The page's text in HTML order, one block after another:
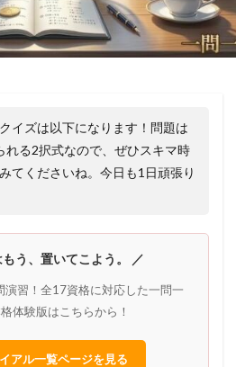
イズは以下になります！問題は
る2択式なので、ぜひスキマ時
てくださいね。今日も1日頑張り
う、置いてこよう。 ／
演習！全17資格に対応した一問一
体験版はこちらから！
アル一覧ページを見る